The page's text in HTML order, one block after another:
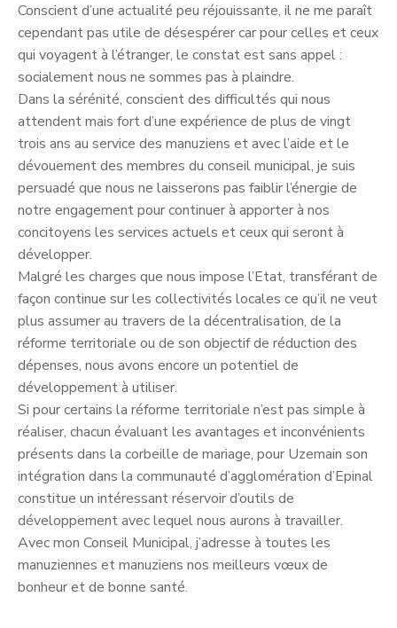
Conscient d’une actualité peu réjouissante, il ne me paraît
cependant pas utile de désespérer car pour celles et ceux
qui voyagent à l’étranger, le constat est sans appel :
socialement nous ne sommes pas à plaindre.
Dans la sérénité, conscient des difficultés qui nous
attendent mais fort d’une expérience de plus de vingt
trois ans au service des manuziens et avec l’aide et le
dévouement des membres du conseil municipal, je suis
persuadé que nous ne laisserons pas faiblir l’énergie de
notre engagement pour continuer à apporter à nos
concitoyens les services actuels et ceux qui seront à
développer.
Malgré les charges que nous impose l’Etat, transférant de
façon continue sur les collectivités locales ce qu’il ne veut
plus assumer au travers de la décentralisation, de la
réforme territoriale ou de son objectif de réduction des
dépenses, nous avons encore un potentiel de
développement à utiliser.
Si pour certains la réforme territoriale n’est pas simple à
réaliser, chacun évaluant les avantages et inconvénients
présents dans la corbeille de mariage, pour Uzemain son
intégration dans la communauté d’agglomération d’Epinal
constitue un intéressant réservoir d’outils de
développement avec lequel nous aurons à travailler.
Avec mon Conseil Municipal, j’adresse à toutes les
manuziennes et manuziens nos meilleurs vœux de
bonheur et de bonne santé.